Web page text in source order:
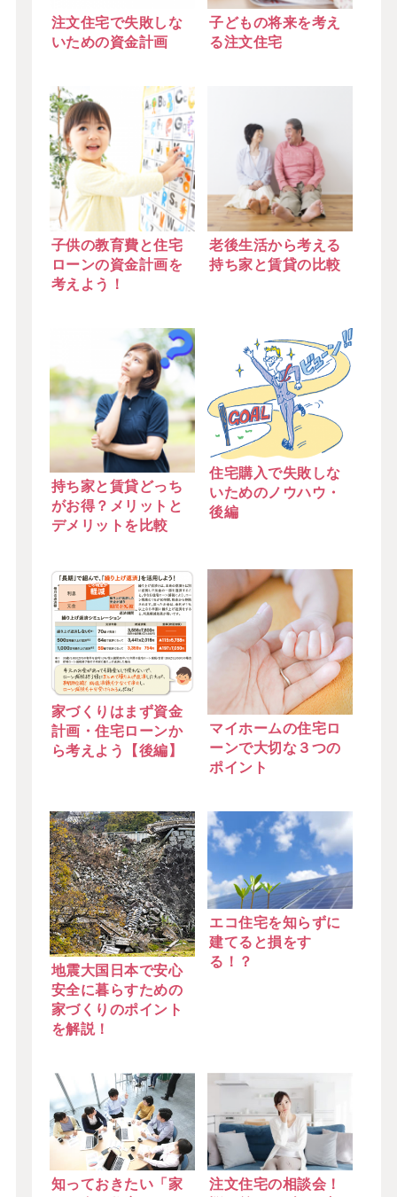
注文住宅で失敗しな
いための資金計画
子どもの将来を考え
る注文住宅
子供の教育費と住宅
ローンの資金計画を
考えよう！
老後生活から考える
持ち家と賃貸の比較
持ち家と賃貸どっち
がお得？メリットと
デメリットを比較
住宅購入で失敗しな
いためのノウハウ・
後編
家づくりはまず資金
計画・住宅ローンか
ら考えよう【後編】
マイホームの住宅ロ
ーンで大切な３つの
ポイント
地震大国日本で安心
安全に暮らすための
家づくりのポイント
を解説！
エコ住宅を知らずに
建てると損をす
る！？
知っておきたい「家
注文住宅の相談会！